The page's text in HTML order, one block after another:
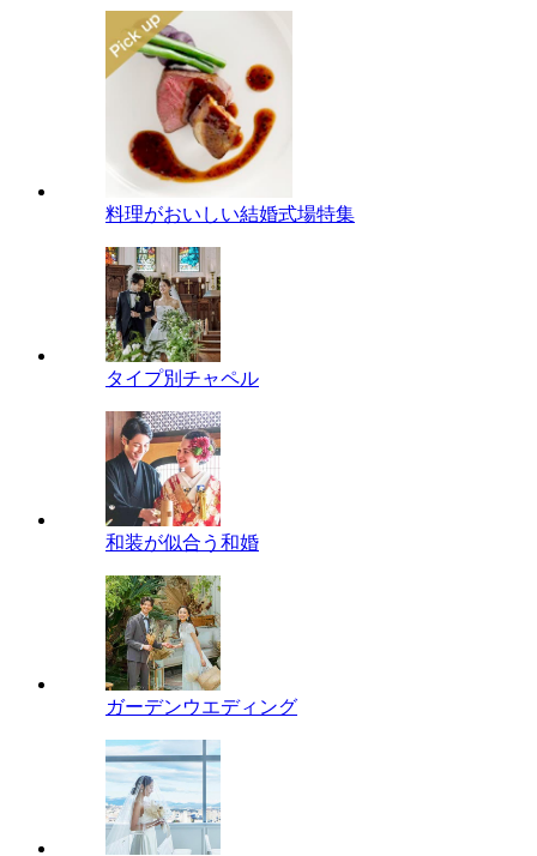
料理がおいしい結婚式場特集
タイプ別チャペル
和装が似合う和婚
ガーデンウエディング